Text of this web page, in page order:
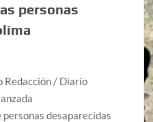
personas
Redacción / Diario
desaparecidas